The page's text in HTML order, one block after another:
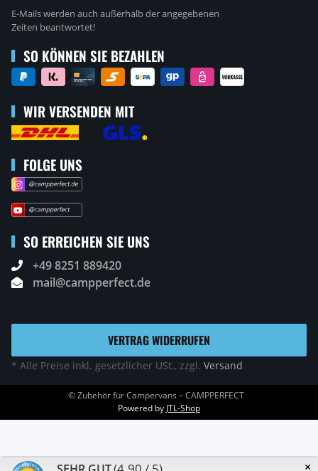
E-Mails werden auch außerhalb der angegebenen
Zeiten beantwortet!
SO KÖNNEN SIE BEZAHLEN
WIR VERSENDEN MIT
FOLGE UNS
SO ERREICHEN SIE UNS
+49 8251 889420
mail@campperfect.de
VERTRAG WIDERRUFEN
* Alle Preise inkl. gesetzlicher USt., zzgl. Versand
© Zubehör für Campervans – CAMPPERFECT
Powered by JTL-Shop
×